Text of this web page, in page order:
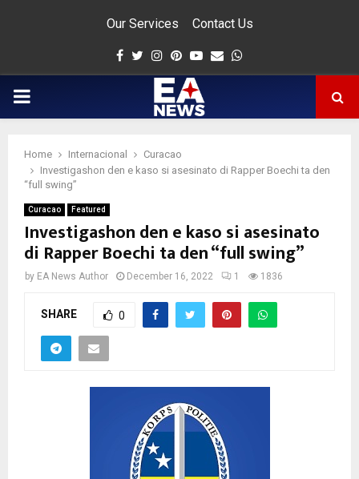
Our Services Contact Us
Facebook
Twitter
Instagram
Pinterest
Youtube
Email
PRIMARY
Home Internacional
Curacao
Investigashon den e kaso si asesinato di Rapper Boechi ta den
“full swing”
Curacao Featured
Investigashon den e kaso si asesinato
di Rapper Boechi ta den “full swing”
by EA News Author December 16, 2022 1 1836
SHARE 0